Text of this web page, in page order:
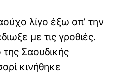
λίγο έξω απ’ την
με τις γροθιές.
της Σαουδικής
κινήθηκε